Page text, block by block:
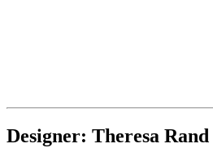
Designer: Theresa Rand